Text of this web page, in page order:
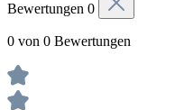
Bewertungen 0
0 von 0 Bewertungen